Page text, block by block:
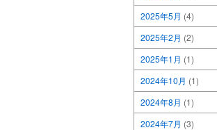
2025年5月 (4)
2025年2月 (2)
2025年1月 (1)
2024年10月 (1)
2024年8月 (1)
2024年7月 (3)